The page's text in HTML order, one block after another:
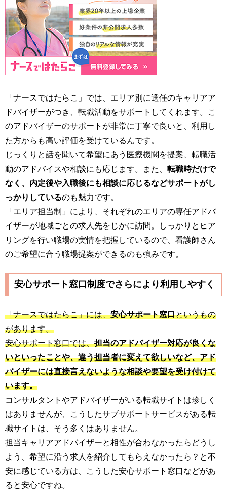
「ナースではたらこ」では、エリア別に選任のキャリアア
ドバイザーがつき、転職活動をサポートしてくれます。こ
のアドバイザーのサポートが非常に丁寧で良いと、利用し
た方からも高い評価を受けているんです。
じっくりと話を聞いて希望にあう医療機関を提案、転職活
動のアドバイスや相談にも応じます。また、 転職時だけで
なく、内定後や入職後にも相談に応じるなどサポートがし
っかりしているのも魅力です。
「エリア担当制」により、それぞれのエリアの専任アドバ
イザーが地域ごとの求人先をじかに訪問。しっかりとヒア
リングを行い職場の実情を把握しているので、看護師さん
のご希望に合う職場提案ができるのも強みです。
安心サポート窓口制度でさらにより利用しやすく
「ナースではたらこ」には、安心サポート窓口というもの
があります。
安心サポート窓口では、担当のアドバイザー対応が良くな
いといったことや、違う担当者に変えて欲しいなど、アド
バイザーには直接言えないような相談や要望を受け付けて
います。
コンサルタントやアドバイザーがいる転職サイトは珍しく
はありませんが、こうしたサブサポートサービスがある転
職サイトは、そう多くはありません。
担当キャリアアドバイザーと相性が合わなかったらどうし
よう、希望に沿う求人を紹介してもらえなかったら？と不
安に感じている方は、こうした安心サポート窓口などがあ
ると安心ですね。